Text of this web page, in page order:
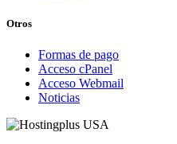
Otros
Formas de pago
Acceso cPanel
Acceso Webmail
Noticias